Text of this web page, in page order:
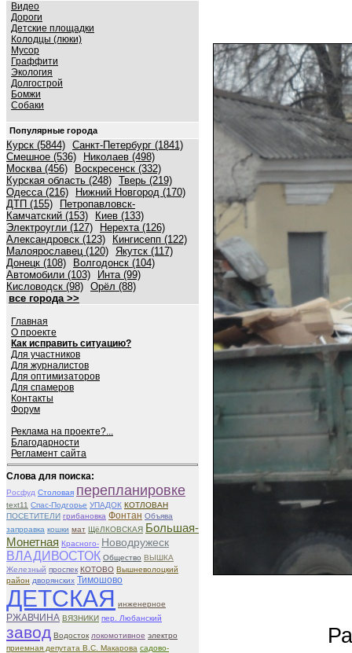
Видео
Дороги
Детские площадки
Колодцы (люки)
Мусор
Граффити
Экология
Долгострой
Бомжи
Собаки
Популярные города
Курск (5844) Санкт-Петербург (1841)
Смешное (536)
Николаев (498)
Москва (456)
Воскресенск (332)
Курская область (248) Тверь (219)
Одесса (216)
Нижний Новгород (170)
ДТП (155)
Петропавловск-
Камчатский (153)
Киев (133)
Электроугли (127)
Нерехта (126)
Александровск (123)
Кингисепп (122)
Малоярославец (120) Якутск (117)
Донецк (108)
Волгодонск (104)
Автомобили (103)
Инта (99)
Кисловодск (98) Орёл (88)
все города >>
Главная
О проекте
Как исправить ситуацию?
Для участников
Для журналистов
Для оптимизаторов
Для спамеров
Контакты
Форум
Реклама на проекте?...
Благодарности
Регламент сайта
Слова для поиска:
Росфуд Столовая перепланировке
text11 Спас-Подгорье УПАДОК КОТЛОВАН
ПОСЕТИТЕЛИ грибановка Фонтан Объява
запрравка кошки мат ЩёЛКОВСКАЯ Большая-
Монетная Красного- Новодружеск
ВЛАДИВОСТОК Общество ВЫШКА
Железный проспек КОТОВО Вышневолоцкий
район дворянских Тимошово
ДЕТСКАЯ инженерное
РЖАВЧИНА ВЯЗНИКИ пер. Любанский
завод Водосток локомотивное электро
приемная депутата В.С. Макарова садово-